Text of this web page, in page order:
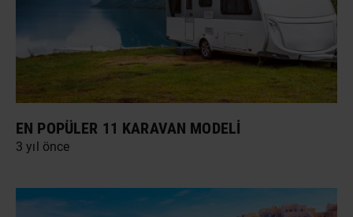
EN POPÜLER 11 KARAVAN MODELI
3 yıl önce